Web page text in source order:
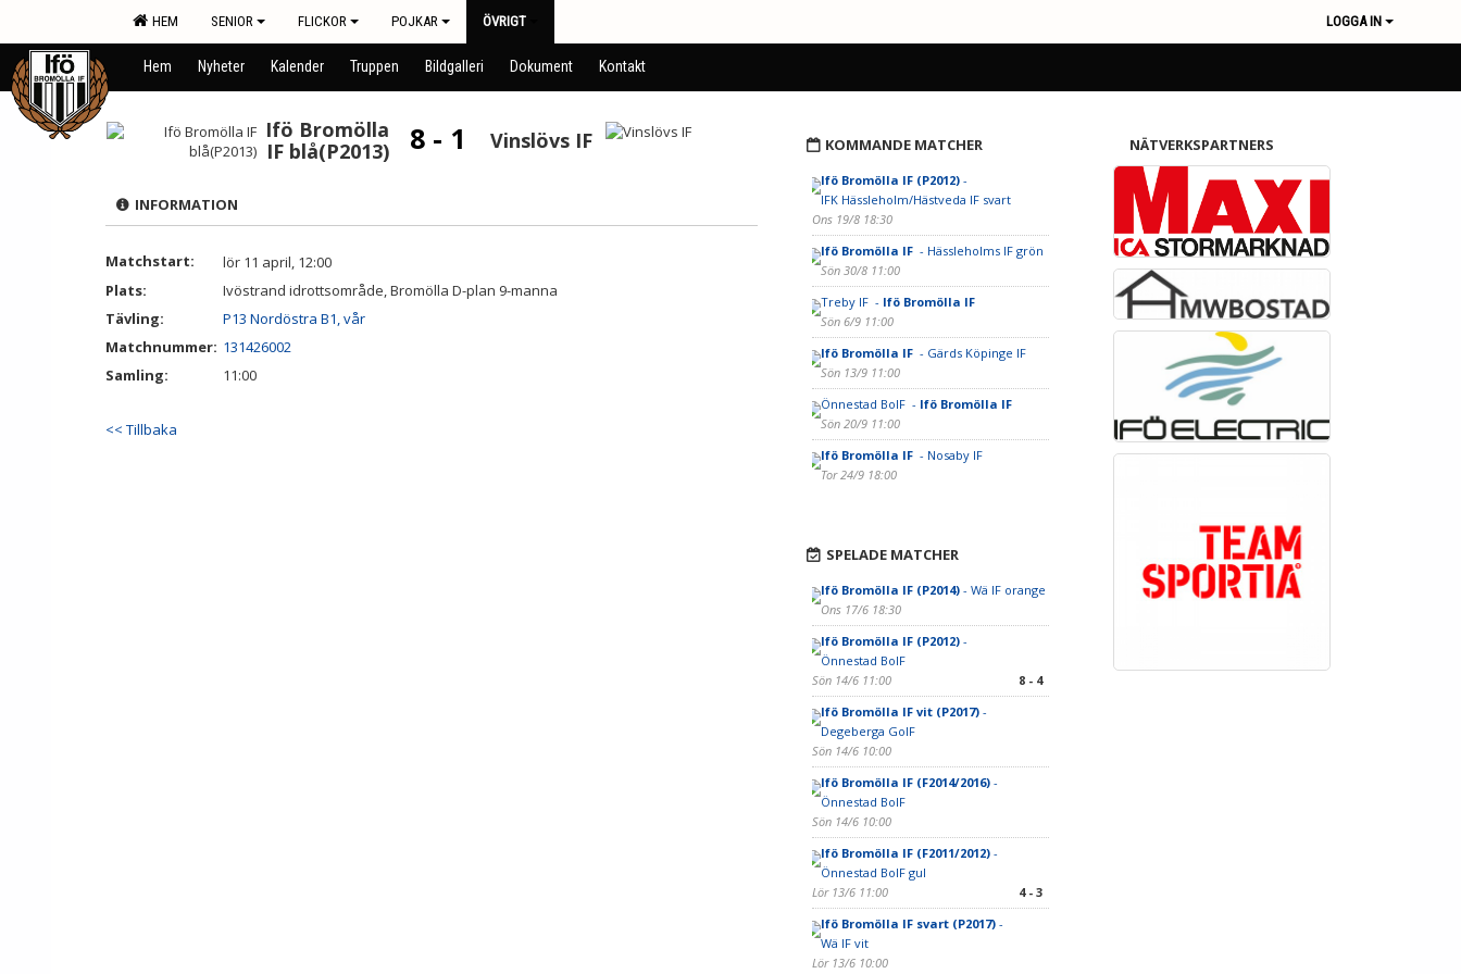
HEM SENIOR FLICKOR POJKAR ÖVRIGT LOGGA IN
Hem Nyheter Kalender Truppen Bildgalleri Dokument Kontakt
Ifö Bromölla
IF blå(P2013)
8 - 1 Vinslövs IF
INFORMATION
Matchstart:
lör 11 april, 12:00
Plats:
Ivöstrand idrottsområde, Bromölla D-plan 9-manna
Tävling:
P13 Nordöstra B1, vår
Matchnummer: 131426002
Samling:
11:00
<< Tillbaka
KOMMANDE MATCHER
Ifö Bromölla IF (P2012)-
IFK Hässleholm/Hästveda IF svart
Ons 19/8 18:30
Ifö Bromölla IF - Hässleholms IF grön
Sön 30/8 11:00
Treby IF - Ifö Bromölla IF
Sön 6/9 11:00
Ifö Bromölla IF - Gärds Köpinge IF
Sön 13/9 11:00
Önnestad BoIF - Ifö Bromölla IF
Sön 20/9 11:00
Ifö Bromölla IF - Nosaby IF
Tor 24/9 18:00
SPELADE MATCHER
Ifö Bromölla IF (P2014)- Wä IF orange
Ons 17/6 18:30
Ifö Bromölla IF (P2012)-
Önnestad BoIF
Sön 14/6 11:00
8 - 4
Ifö Bromölla IF vit (P2017)-
Degeberga GoIF
Sön 14/6 10:00
Ifö Bromölla IF (F2014/2016)-
Önnestad BoIF
Sön 14/6 10:00
Ifö Bromölla IF (F2011/2012)-
Önnestad BoIF gul
Lör 13/6 11:00
4 - 3
Ifö Bromölla IF svart (P2017)-
Wä IF vit
Lör 13/6 10:00
NÄTVERKSPARTNERS